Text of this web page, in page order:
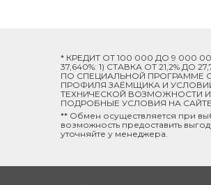
* КРЕДИТ ОТ 100 000 ДО 9 000
37,640%: 1) СТАВКА ОТ 21,2%
ПО СПЕЦИАЛЬНОЙ ПРОГРАММЕ
ПРОФИЛЯ ЗАЁМЩИКА И
ТЕХНИЧЕСКОЙ ВОЗМОЖНОСТИ
ПОДРОБНЫЕ УСЛОВИЯ НА САЙТЕ
** Обмен осуществляется при
возможность предоставить
уточняйте у менеджера.